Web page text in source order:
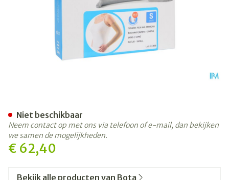
€ 62,40
Niet beschikbaar
Neem contact op met ons via telefoon of e-mail, dan bekijken
we samen de mogelijkheden.
Bekijk alle producten van Bota